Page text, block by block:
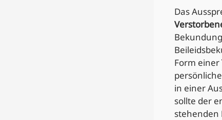
Das
Form einer
in einer
sollte der
stehenden